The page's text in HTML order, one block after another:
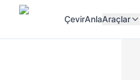
ÇevirAnlaAraçlar